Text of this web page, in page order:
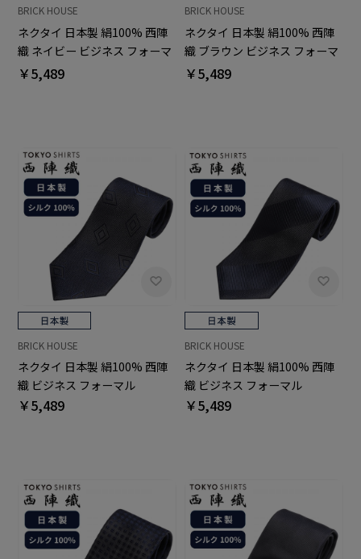
BRICK HOUSE
ネクタイ 日本製 絹100% 西陣
織 ネイビー ビジネス フォーマ
ル
￥5,489
BRICK HOUSE
ネクタイ 日本製 絹100% 西陣
織 ブラウン ビジネス フォーマ
ル
￥5,489
BRICK HOUSE
ネクタイ 日本製 絹100% 西陣
織 ビジネス フォーマル
￥5,489
BRICK HOUSE
ネクタイ 日本製 絹100% 西陣
織 ビジネス フォーマル
￥5,489